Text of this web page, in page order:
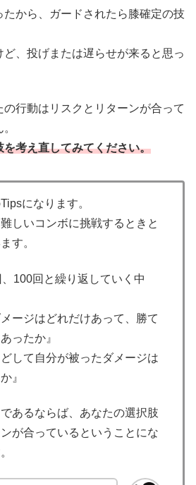
たから、ガードされたら膝確定の技
ど、投げまたは遅らせが来ると思っ
の行動はリスクとリターンが合って
を考え直してみてください。
になります。
しいコンボに挑戦するときと
す。
、100回と繰り返していく中
メージはどれだけあって、勝て
ったか』
どして自分が被ったダメージは
』
あるならば、あなたの選択肢
が合っているということにな